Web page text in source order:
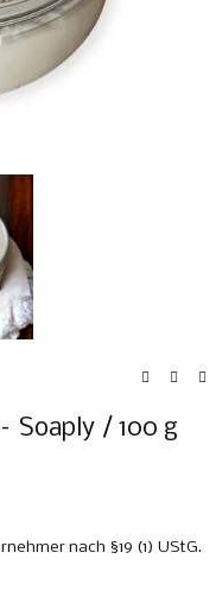
Soaply / 100 g
nach §19 (1) UStG.